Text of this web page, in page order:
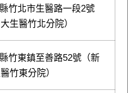
竹北市生醫路一段2號
大生醫竹北分院）
竹東鎮至善路52號（新
竹東分院）